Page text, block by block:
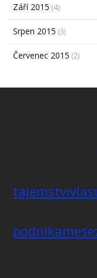
Září 2015 (4)
Srpen 2015 (3)
Červenec 2015 (2)